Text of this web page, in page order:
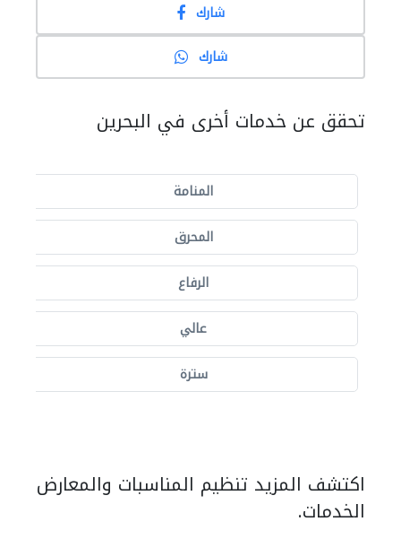
شارك
شارك
تحقق عن خدمات أخرى في البحرين
المنامة
المحرق
الرفاع
عالي
سترة
اكتشف المزيد تنظيم المناسبات والمعارض
الخدمات.